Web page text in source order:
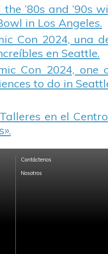
’80s and ’90s
in Los Angeles.
Con 2024, una
en Seattle.
Con 2024,
to do in
en el
Contáctenos
Nosotros